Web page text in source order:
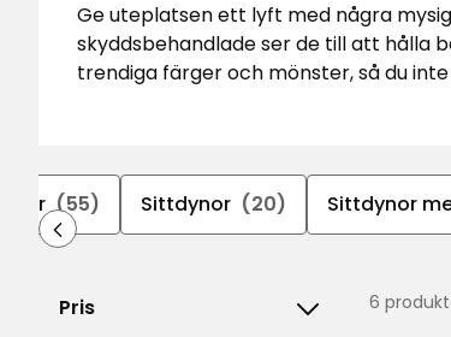
Ge uteplatsen ett lyft med några
skyddsbehandlade ser de till att hålla
trendiga färger och mönster, så du
(55) Sittdynor (20) Sittdynor
Pris 6